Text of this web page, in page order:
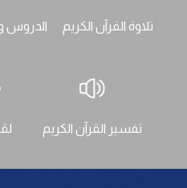
تلاوة القرآن الكريم الدروس
تفسير القرآن الكريم